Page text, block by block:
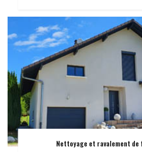
Nettoyage et ravalement de